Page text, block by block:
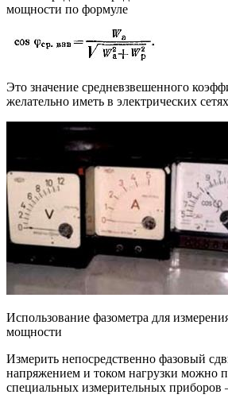
мощности по формуле
Это значение средневзвешенного
желательно иметь в электрических
Использование фазометра для
мощности
Измерить непосредственно фазовый
напряжением и током нагрузки можно
специальных измерительных приборов